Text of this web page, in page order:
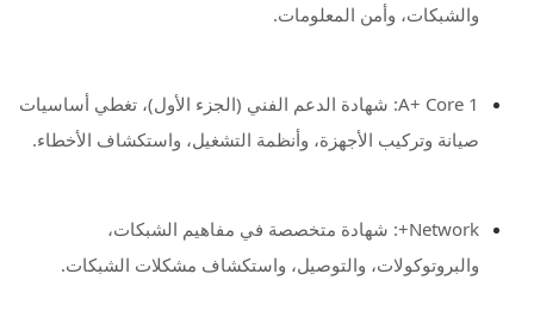
والشبكات، وأمن المعلومات.
A+ Core 1: شهادة الدعم الفني (الجزء الأول)، تغطي أساسيات
صيانة وتركيب الأجهزة، وأنظمة التشغيل، واستكشاف الأخطاء.
Network+: شهادة متخصصة في مفاهيم الشبكات،
والبروتوكولات، والتوصيل، واستكشاف مشكلات الشبكات.